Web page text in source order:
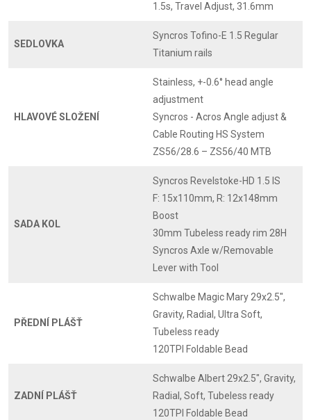
1.5s, Travel Adjust, 31.6mm
SEDLOVKA
Syncros Tofino-E 1.5 Regular
Titanium rails
HLAVOVÉ SLOŽENÍ
Stainless, +-0.6° head angle
adjustment
Syncros - Acros Angle adjust &
Cable Routing HS System
ZS56/28.6 – ZS56/40 MTB
SADA KOL
Syncros Revelstoke-HD 1.5 IS
F: 15x110mm, R: 12x148mm
Boost
30mm Tubeless ready rim 28H
Syncros Axle w/Removable
Lever with Tool
PŘEDNÍ PLÁŠŤ
Schwalbe Magic Mary 29x2.5",
Gravity, Radial, Ultra Soft,
Tubeless ready
120TPI Foldable Bead
ZADNÍ PLÁŠŤ
Schwalbe Albert 29x2.5", Gravity,
Radial, Soft, Tubeless ready
120TPI Foldable Bead